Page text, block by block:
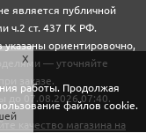
является публичной
ч.2 ст. 437 ГК РФ.
ориентировочно,
— уточняйте
заказе.
до 07.08.2026 07:40.
работы. Продолжая
файлов cookie.